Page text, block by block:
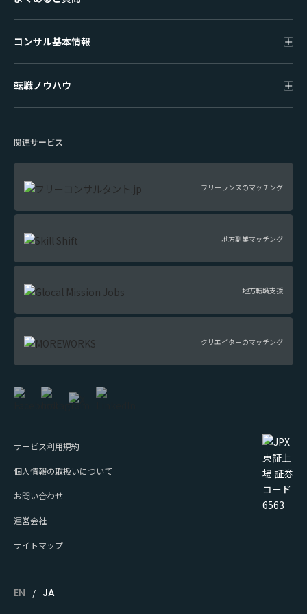
コンサル基本情報
転職ノウハウ
関連サービス
フリーランスのマッチング
地方副業マッチング
地方転職支援
クリエイターのマッチング
サービス利用規約
個人情報の取扱いについて
お問い合わせ
運営会社
サイトマップ
EN JA